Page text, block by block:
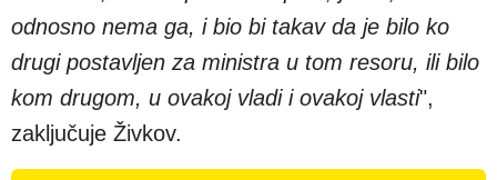
odnosno nema ga, i bio bi takav da je bilo ko
drugi postavljen za ministra u tom resoru, ili bilo
kom drugom, u ovakoj vladi i ovakoj vlasti",
zaključuje Živkov.